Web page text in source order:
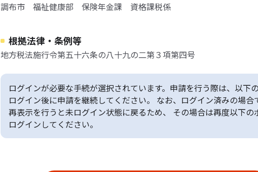
調布市 福祉健康部 保険年金課 資格課税係
根拠法律・条例等
地方税法施行令第五十六条の八十九の二第３項第四号
ログインが必要な手続が選択されています。申請を行う際は、以下
ログイン後に申請を継続してください。 なお、ログイン済みの場合
再表示を行うと未ログイン状態に戻るため、 その場合は再度以下の
ログインしてください。